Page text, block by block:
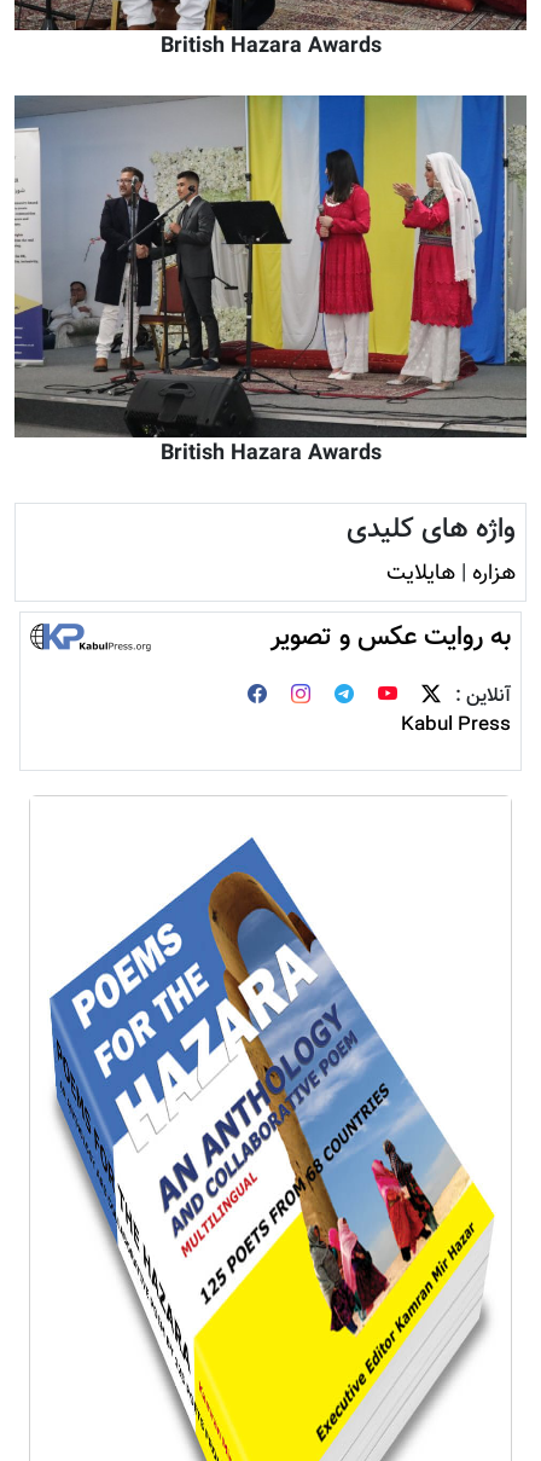
British Hazara Awards
British Hazara Awards
واژه های کلیدی
هزاره | هایلایت
به روایت عکس و تصویر
آنلاین :
Kabul Press